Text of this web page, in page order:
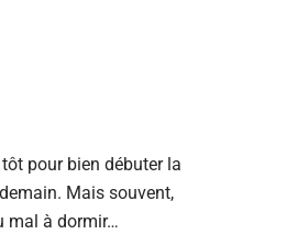
pour bien débuter la
Mais souvent,
mal à dormir…